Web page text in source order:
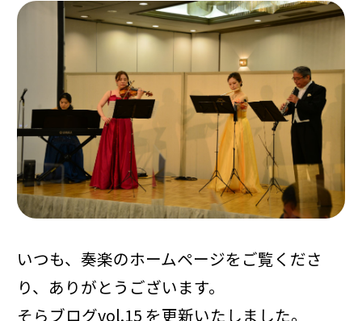
いつも、奏楽のホームページをご覧くださ
り、ありがとうございます。
そらブログvol.15 を更新いたしました。